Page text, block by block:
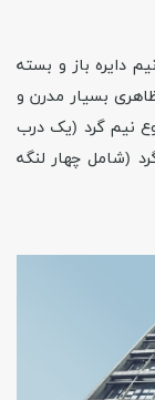
باز و بسته
بسیار مدرن و
نیم گرد (یک درب
(شامل چهار لنگه